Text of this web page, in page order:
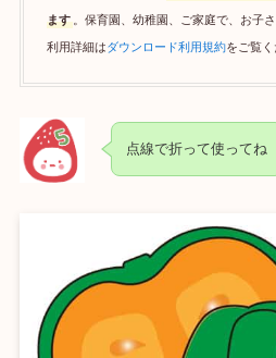
ます。保育園、幼稚園、ご家庭で、お子
利用詳細はダウンロード利用規約をご覧く
点線で折って使ってね